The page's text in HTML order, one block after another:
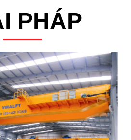
PHÁP